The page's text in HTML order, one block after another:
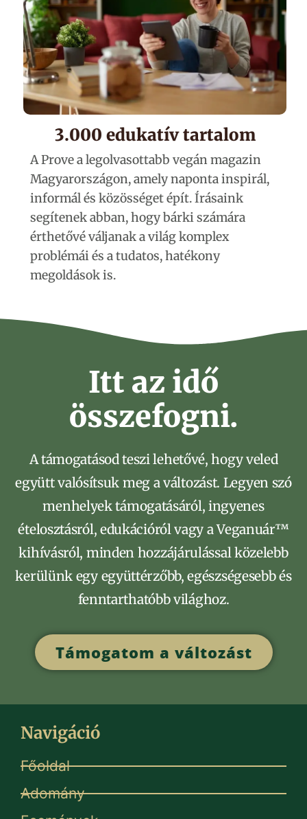
3.000 edukatív tartalom
A Prove a legolvasottabb vegán magazin
Magyarországon, amely naponta inspirál,
informál és közösséget épít. Írásaink
segítenek abban, hogy bárki számára
érthetővé váljanak a világ komplex
problémái és a tudatos, hatékony
megoldások is.
Itt az idő
összefogni.
A támogatásod teszi lehetővé, hogy veled
együtt valósítsuk meg a változást. Legyen szó
menhelyek támogatásáról, ingyenes
ételosztásról, edukációról vagy a Veganuár™
kihívásról, minden hozzájárulással közelebb
kerülünk egy együttérzőbb, egészségesebb és
fenntarthatóbb világhoz.
Támogatom a változást
Navigáció
Főoldal
Adomány